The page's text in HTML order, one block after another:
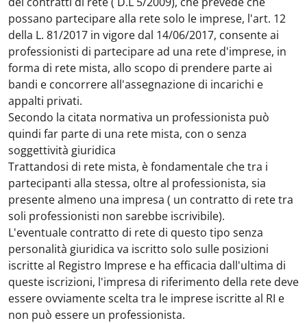
possano partecipare alla rete solo le imprese, l'art. 12
della L. 81/2017 in vigore dal 14/06/2017, consente ai
professionisti di partecipare ad una rete d'imprese, in
forma di rete mista, allo scopo di prendere parte ai
bandi e concorrere all'assegnazione di incarichi e
appalti privati.
Secondo la citata normativa un professionista può
quindi far parte di una rete mista, con o senza
soggettività giuridica
Trattandosi di rete mista, è fondamentale che tra i
partecipanti alla stessa, oltre al professionista, sia
presente almeno una impresa ( un contratto di rete tra
soli professionisti non sarebbe iscrivibile).
L'eventuale contratto di rete di questo tipo senza
personalità giuridica va iscritto solo sulle posizioni
iscritte al Registro Imprese e ha efficacia dall'ultima di
queste iscrizioni, l'impresa di riferimento della rete deve
essere ovviamente scelta tra le imprese iscritte al RI e
non può essere un professionista.